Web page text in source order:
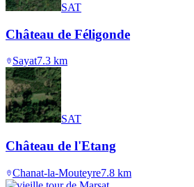
SAT
Château de Féligonde
Sayat7.3 km
SAT
Château de l'Etang
Chanat-la-Mouteyre7.8 km